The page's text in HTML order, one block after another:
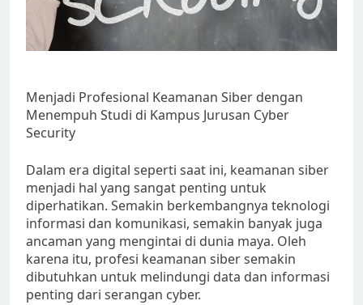
Menjadi Profesional Keamanan Siber dengan
Menempuh Studi di Kampus Jurusan Cyber
Security
Dalam era digital seperti saat ini, keamanan siber
menjadi hal yang sangat penting untuk
diperhatikan. Semakin berkembangnya teknologi
informasi dan komunikasi, semakin banyak juga
ancaman yang mengintai di dunia maya. Oleh
karena itu, profesi keamanan siber semakin
dibutuhkan untuk melindungi data dan informasi
penting dari serangan cyber.